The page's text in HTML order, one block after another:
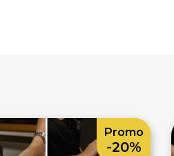
Promo
-20%